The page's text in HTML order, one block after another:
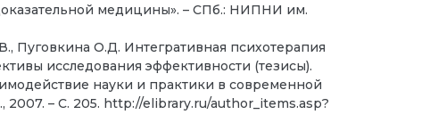
медицины». – СПб.: НИПНИ им.
Пуговкина О.Д. Интегративная психотерапия
исследования эффективности (тезисы).
науки и практики в современной
2007. – С. 205. http://elibrary.ru/author_items.asp?